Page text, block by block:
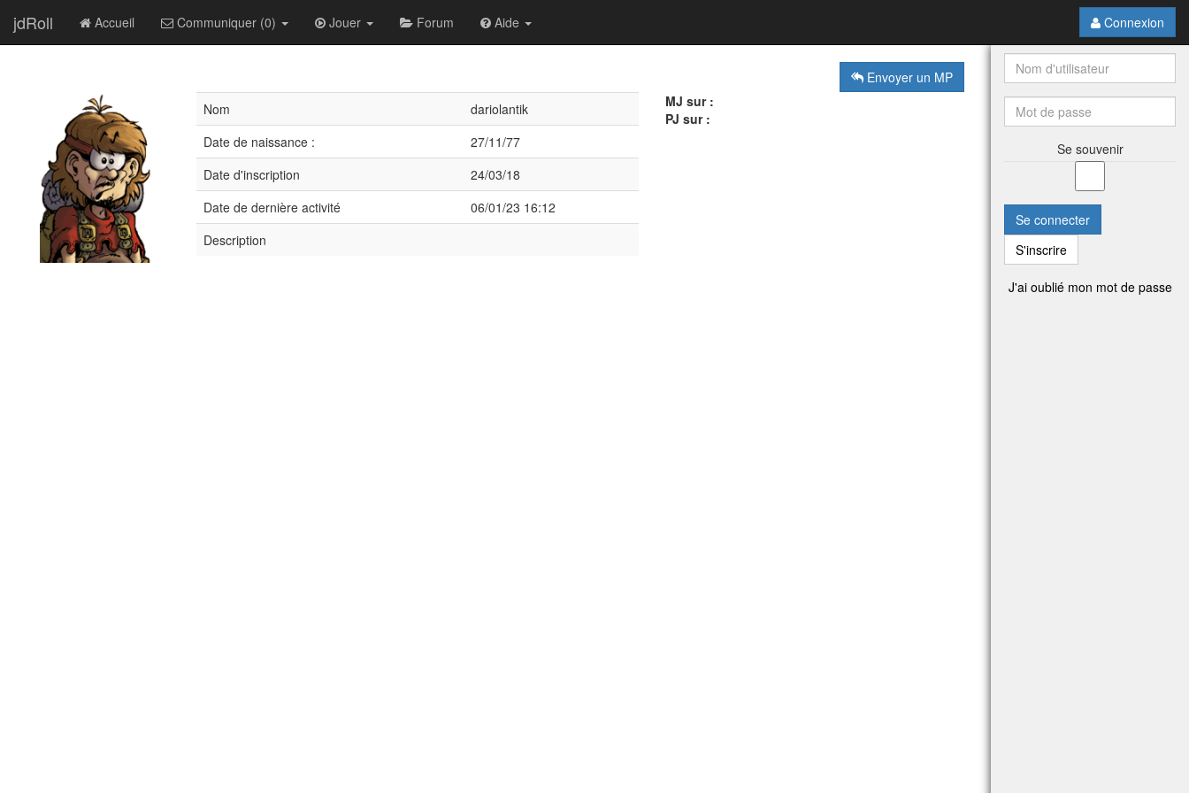
jdRoll Accueil Communiquer (0) Jouer Forum Aide Connexion
Envoyer un MP
Nom
dariolantik
Date de naissance :
27/11/77
Date d'inscription
24/03/18
Date de dernière activité
06/01/23 16:12
Description
MJ sur :
PJ sur :
Se souvenir
Se connecter
S'inscrire
J'ai oublié mon mot de passe